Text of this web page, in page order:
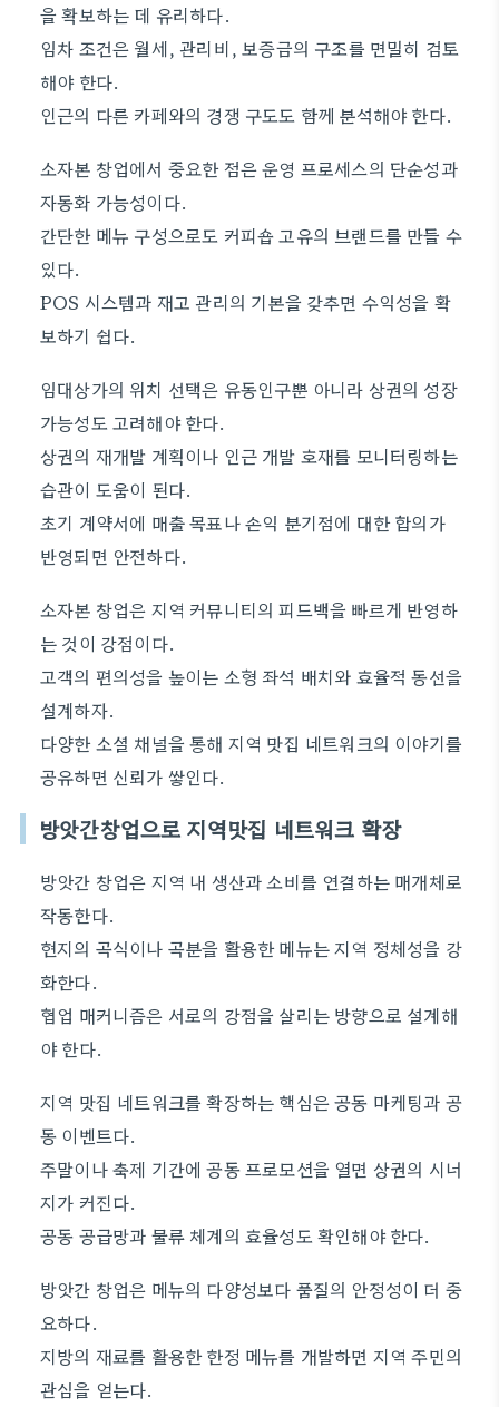
을 확보하는 데 유리하다.
임차 조건은 월세, 관리비, 보증금의 구조를 면밀히 검토
해야 한다.
인근의 다른 카페와의 경쟁 구도도 함께 분석해야 한다.
소자본 창업에서 중요한 점은 운영 프로세스의 단순성과
자동화 가능성이다.
간단한 메뉴 구성으로도 커피숍 고유의 브랜드를 만들 수
있다.
POS 시스템과 재고 관리의 기본을 갖추면 수익성을 확
보하기 쉽다.
임대상가의 위치 선택은 유동인구뿐 아니라 상권의 성장
가능성도 고려해야 한다.
상권의 재개발 계획이나 인근 개발 호재를 모니터링하는
습관이 도움이 된다.
초기 계약서에 매출 목표나 손익 분기점에 대한 합의가
반영되면 안전하다.
소자본 창업은 지역 커뮤니티의 피드백을 빠르게 반영하
는 것이 강점이다.
고객의 편의성을 높이는 소형 좌석 배치와 효율적 동선을
설계하자.
다양한 소셜 채널을 통해 지역 맛집 네트워크의 이야기를
공유하면 신뢰가 쌓인다.
방앗간창업으로 지역맛집 네트워크 확장
방앗간 창업은 지역 내 생산과 소비를 연결하는 매개체로
작동한다.
현지의 곡식이나 곡분을 활용한 메뉴는 지역 정체성을 강
화한다.
협업 매커니즘은 서로의 강점을 살리는 방향으로 설계해
야 한다.
지역 맛집 네트워크를 확장하는 핵심은 공동 마케팅과 공
동 이벤트다.
주말이나 축제 기간에 공동 프로모션을 열면 상권의 시너
지가 커진다.
공동 공급망과 물류 체계의 효율성도 확인해야 한다.
방앗간 창업은 메뉴의 다양성보다 품질의 안정성이 더 중
요하다.
지방의 재료를 활용한 한정 메뉴를 개발하면 지역 주민의
관심을 얻는다.